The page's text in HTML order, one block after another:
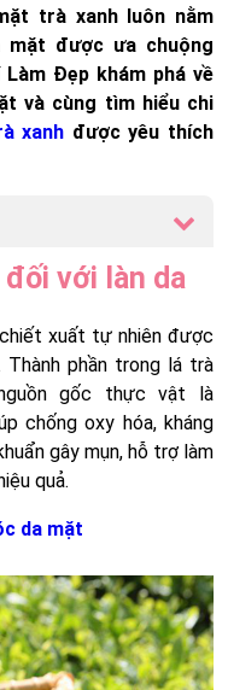
trà xanh luôn nằm
được ưa chuộng
Làm Đẹp khám phá về
và cùng tìm hiểu chi
xanh được yêu thích
với làn da
xuất tự nhiên được
phần trong lá trà
gốc thực vật là
chống oxy hóa, kháng
gây mụn, hỗ trợ làm
quả.
da mặt